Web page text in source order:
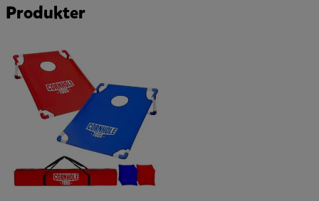
Produkter